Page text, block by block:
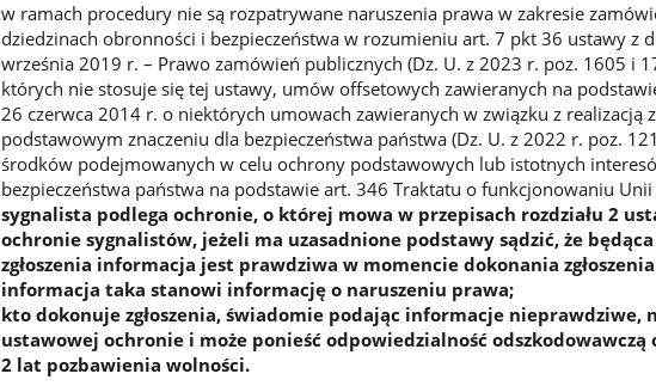
w ramach procedury nie są rozpatrywane naruszenia prawa w zakresie
dziedzinach obronności i bezpieczeństwa w rozumieniu art. 7 pkt 36 ustawy z
września 2019 r. – Prawo zamówień publicznych (Dz. U. z 2023 r. poz. 1605 i
których nie stosuje się tej ustawy, umów offsetowych zawieranych na
26 czerwca 2014 r. o niektórych umowach zawieranych w związku z realizacją
podstawowym znaczeniu dla bezpieczeństwa państwa (Dz. U. z 2022 r. poz.
środków podejmowanych w celu ochrony podstawowych lub istotnych
bezpieczeństwa państwa na podstawie art. 346 Traktatu o funkcjonowaniu
sygnalista podlega ochronie, o której mowa w przepisach rozdziału 2
ochronie sygnalistów, jeżeli ma uzasadnione podstawy sądzić, że
zgłoszenia informacja jest prawdziwa w momencie dokonania
informacja taka stanowi informację o naruszeniu prawa;
kto dokonuje zgłoszenia, świadomie podając informacje nieprawdziwe,
ustawowej ochronie i może ponieść odpowiedzialność odszkodowawczą
2 lat pozbawienia wolności.